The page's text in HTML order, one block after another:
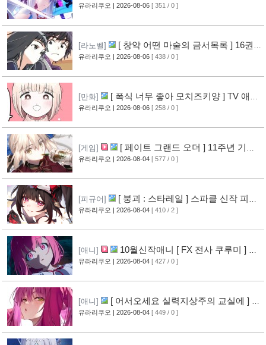
페이 신작 피규어 공개
[6]
유라리쿠오 | 2026-08-06 [ 351 / 0 ]
[라노벨]
[ 창약 어떤 마술의 금서목록 ] 16권
표지 공개
[8]
유라리쿠오 | 2026-08-06 [ 438 / 0 ]
[만화]
[ 폭식 너무 좋아 모치즈키양 ] TV 애니
메이션화 결정 [9]
유라리쿠오 | 2026-08-06 [ 258 / 0 ]
[게임]
[ 페이트 그랜드 오더 ] 11주년 기념
영상 공개
[8]
유라리쿠오 | 2026-08-04 [ 577 / 0 ]
[피규어]
[ 붕괴 : 스타레일 ] 스파클 신작 피규
어 공개
[5]
유라리쿠오 | 2026-08-04 [ 410 / 2 ]
[애니]
10월신작애니 [ FX 전사 쿠루미 ] PV
영상 공개
[6]
유라리쿠오 | 2026-08-04 [ 427 / 0 ]
[애니]
[ 어서오세요 실력지상주의 교실에 ] 블
루레이 VOL.2 표지 공개 [7]
유라리쿠오 | 2026-08-04 [ 449 / 0 ]